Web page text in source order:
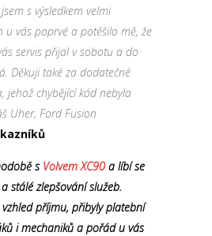
s výsledkem velmi
u vás poprvé a potěšilo mě, že
servis přijal v sobotu a do
Děkuji také za dodatečné
jehož chybějící kód nebyla
Uher, Ford Fusion
s Volvem XC90 a líbí se
stálé zlepšování služeb.
vzhled příjmu, přibyly platební
i mechaniků a pořád u vás